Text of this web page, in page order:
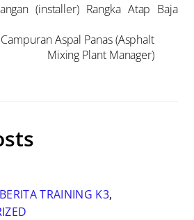
(installer) Rangka Atap Baja
Aspal Panas (Asphalt
Mixing Plant Manager)
BERITA TRAINING K3,